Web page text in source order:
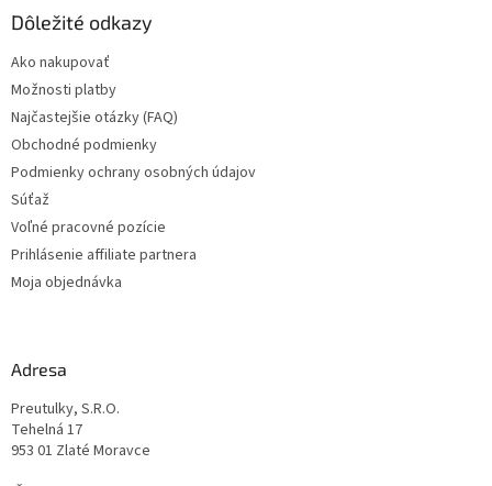
Dôležité odkazy
Ako nakupovať
Možnosti platby
Najčastejšie otázky (FAQ)
Obchodné podmienky
Podmienky ochrany osobných údajov
Súťaž
Voľné pracovné pozície
Prihlásenie affiliate partnera
Moja objednávka
Adresa
Preutulky, S.R.O.
Tehelná 17
953 01 Zlaté Moravce